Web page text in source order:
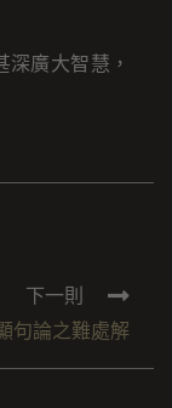
廣大智慧，
下一則
句論之難處解